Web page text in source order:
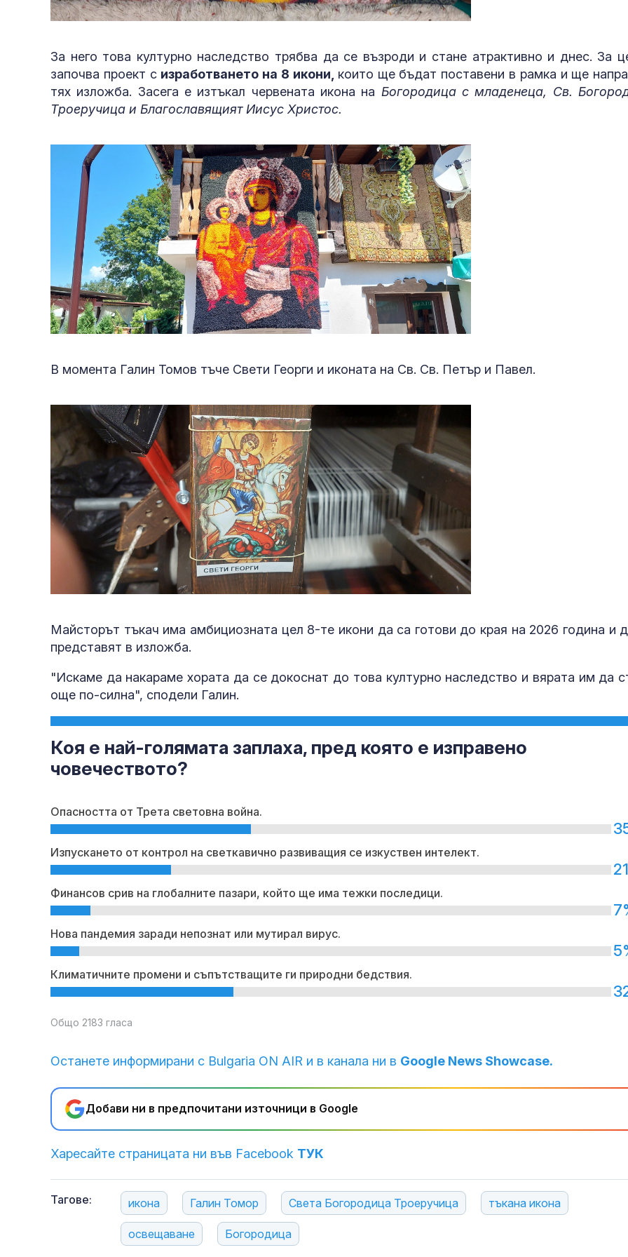
За него това културно наследство трябва да се възроди и стане атрактивно и днес. За
започва проект с изработването на 8 икони, които ще бъдат поставени в рамка и ще
тях изложба. Засега е изтъкал червената икона на Богородица с младенеца, Св.
Троеручица и Благославящият Иисус Христос.
В момента Галин Томов тъче Свети Георги и иконата на Св. Св. Петър и Павел.
Майсторът тъкач има амбициозната цел 8-те икони да са готови до края на 2026 година и
представят в изложба.
"Искаме да накараме хората да се докоснат до това културно наследство и вярата им да
още по-силна", сподели Галин.
Коя е най-голямата заплаха, пред която е изправено
човечеството?
Опасността от Трета световна война.
Изпускането от контрол на светкавично развиващия се изкуствен интелект.
Финансов срив на глобалните пазари, който ще има тежки последици.
Нова пандемия заради непознат или мутирал вирус.
Климатичните промени и съпътстващите ги природни бедствия.
Общо 2183 гласа
Останете информирани с Bulgaria ON AIR и в канала ни в Google News Showcase.
Добави ни в предпочитани източници в Google
Харесайте страницата ни във Facebook ТУК
Тагове: икона Галин Томор Света Богородица Троеручица тъкана икона
освещаване Богородица